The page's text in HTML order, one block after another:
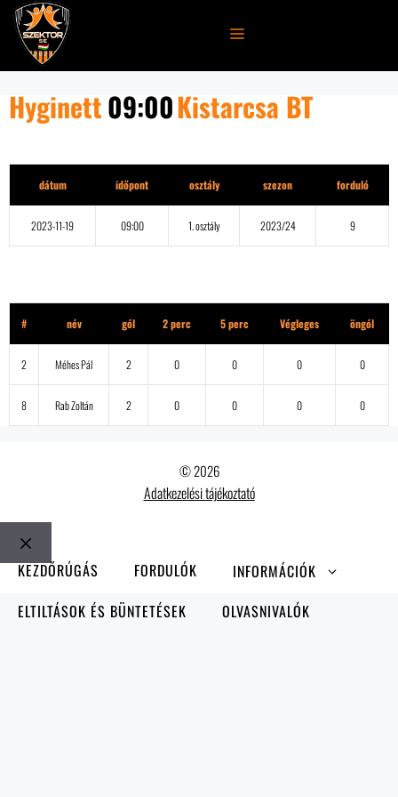
Kilépés
tartalomba
MENÜ
Hyginett09:00Kistarcsa BT
Részletek
dátum időpont osztály szezon forduló
2023-11-19 09:00 1. osztály 2023/24 9
# név gól 2 perc 5 perc Végleges öngól
2 Méhes Pál 2 0 0 0 0
8 Rab Zoltán 2 0 0 0 0
© 2026
Adatkezelési tájékoztató
Bezár
KEZDŐRÚGÁS FORDULÓK
INFORMÁCIÓK
ELTILTÁSOK ÉS BÜNTETÉSEK
OLVASNIVALÓK